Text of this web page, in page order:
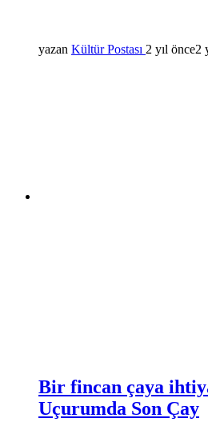
yazan Kültür Postası 2 yıl önce2
Bir fincan çaya
Uçurumda Son Çay